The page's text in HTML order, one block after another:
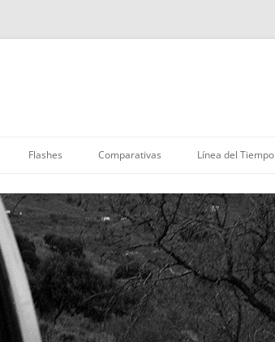
al
contenido
Flashes Comparativas Línea del Tiempo